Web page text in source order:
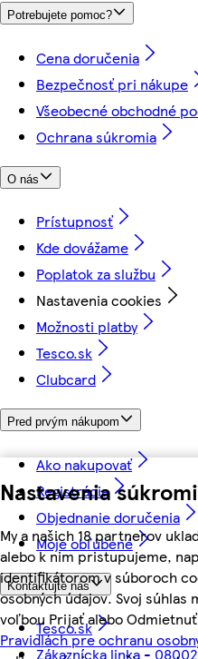
Nastavenia
My a našich 18 partnerov
alebo k nim pristupujeme,
identifikátorom v súboroch
osobných údajov. Svoj
voľbou Prijať alebo
Pravidlách pre ochranu
Potrebujete pomoc?
Cena doručenia
Bezpečnosť pri nákupe
Všeobecné obchodné
Ochrana súkromia
O nás
Prístupnosť
Kde dovážame
Poplatok za službu
Nastavenia cookies
Možnosti platby
Tesco.sk
Clubcard
Pred prvým nákupom
Ako nakupovať
Registrácia
Objednanie doručenia
Moje obľúbené
Kontaktujte nás
Tesco.sk
Zákaznícka linka -